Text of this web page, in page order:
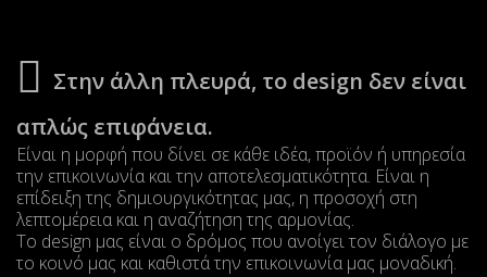
Στην άλλη πλευρά, το design δεν είναι
απλώς επιφάνεια.
Είναι η μορφή που δίνει σε κάθε ιδέα, προϊόν ή υπηρεσία
την επικοινωνία και την αποτελεσματικότητα. Είναι η
επίδειξη της δημιουργικότητας μας, η προσοχή στη
λεπτομέρεια και η αναζήτηση της αρμονίας.
Το design μας είναι ο δρόμος που ανοίγει τον διάλογο με
το κοινό μας και καθιστά την επικοινωνία μας μοναδική.